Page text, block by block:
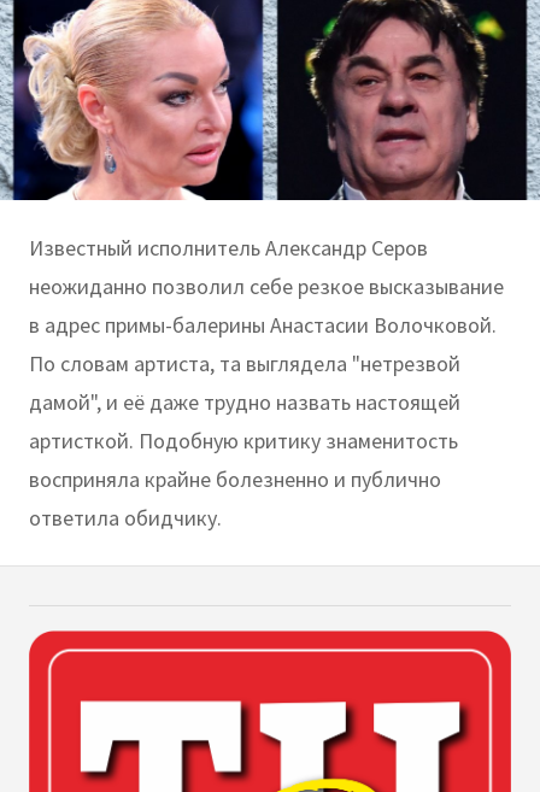
Известный исполнитель Александр Серов
неожиданно позволил себе резкое высказывание
в адрес примы-балерины Анастасии Волочковой.
По словам артиста, та выглядела "нетрезвой
дамой", и её даже трудно назвать настоящей
артисткой. Подобную критику знаменитость
восприняла крайне болезненно и публично
ответила обидчику.